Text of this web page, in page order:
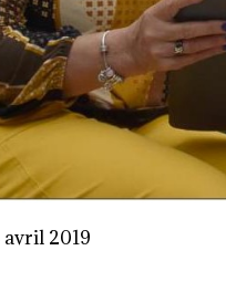
2019